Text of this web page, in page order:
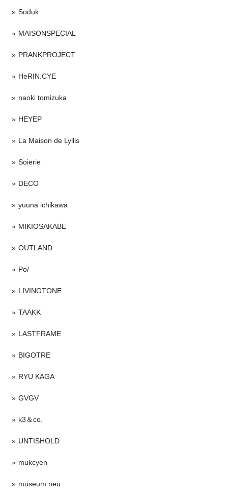
Soduk
MAISONSPECIAL
PRANKPROJECT
HeRIN.CYE
naoki tomizuka
HEYEP
La Maison de Lyllis
Soierie
DECO
yuuna ichikawa
MIKIOSAKABE
OUTLAND
Po/
LIVINGTONE
TAAKK
LASTFRAME
BIGOTRE
RYU KAGA
GVGV
k3＆co.
UNTISHOLD
mukcyen
museum neu